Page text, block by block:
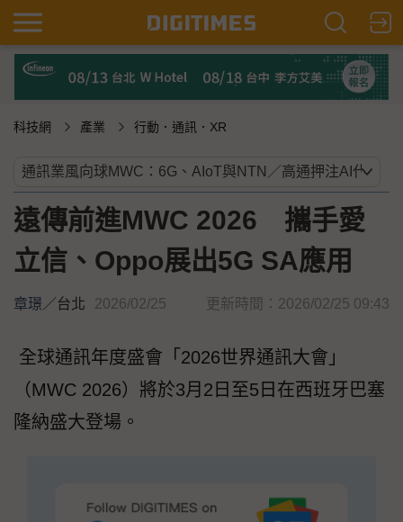
科技網 產業 行動．通訊．XR
遠傳前進MWC 2026 攜手愛
立信、Oppo展出5G SA應用
章璟／台北 2026/02/25 更新時間：2026/02/25 09:43
全球通訊年度盛會「2026世界通訊大會」
（MWC 2026）將於3月2日至5日在西班牙巴塞
隆納盛大登場。